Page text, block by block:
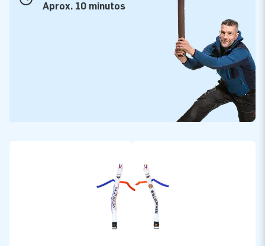
Aprox. 10 minutos